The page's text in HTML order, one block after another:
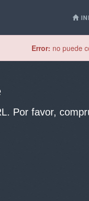
Error: no puede
Por favor,